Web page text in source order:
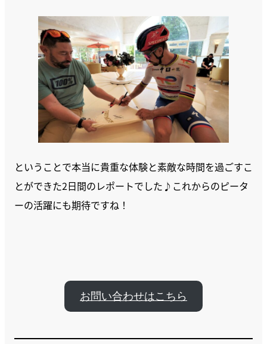
ということで本当に貴重な体験と素敵な時間を過ごすこ
とができた2日間のレポートでした♪これからのピータ
ーの活躍にも期待ですね！
お問い合わせはこちら